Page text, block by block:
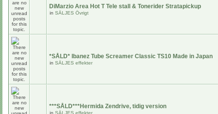
DiMarzio Area Hot T Tele stall & Tonerider Stratapickup
in SÄLJES Övrigt
*SÅLD* Ibanez Tube Screamer Classic TS10 Made in Japan
in SÄLJES effekter
***SÅLD***Hermida Zendrive, tidig version
in SÄLJES effekter